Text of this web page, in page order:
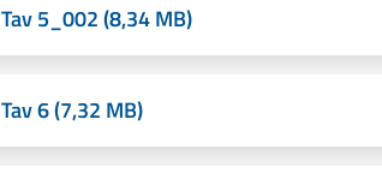
Tav 5_002 (8,34 MB)
Tav 6 (7,32 MB)